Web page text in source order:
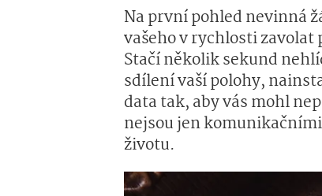
Na první pohled nevinná
vašeho v rychlosti
Stačí několik sekund
sdílení vaší polohy,
data tak, aby vás mohl
nejsou jen
životu.